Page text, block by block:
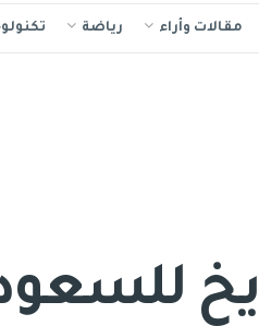
مقالات وأراء رياضة